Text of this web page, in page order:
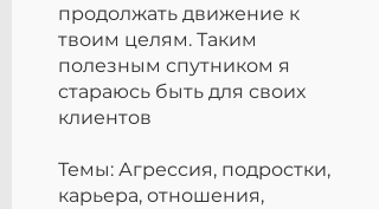
продолжать движение к
твоим целям. Таким
полезным спутником я
стараюсь быть для своих
клиентов
Темы: Агрессия, подростки,
карьера, отношения,